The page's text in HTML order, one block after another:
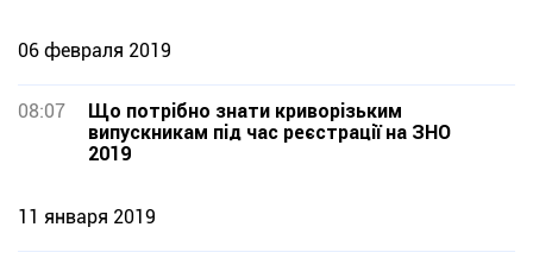
06 февраля 2019
08:07
Що потрібно знати криворізьким
випускникам під час реєстрації на ЗНО
2019
11 января 2019